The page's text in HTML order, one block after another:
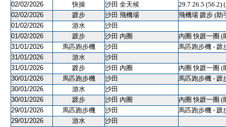
02/02/2026
快操 沙田 全天候
29.7 26.5 (56.2)
02/02/2026
踱步 沙田 飛機場
飛機場 踱步 (助
01/02/2026
游水
沙田
01/02/2026
踱步 沙田 內圈
內圈 快踱一圈 (
31/01/2026
馬匹跑步機 沙田
馬匹跑步機 - 踱
31/01/2026
游水
沙田
31/01/2026
踱步 沙田 內圈
內圈 快踱一圈 (
30/01/2026
馬匹跑步機 沙田
馬匹跑步機 - 踱
30/01/2026
游水
沙田
30/01/2026
踱步 沙田 內圈
內圈 快踱一圈 (
29/01/2026
馬匹跑步機 沙田
馬匹跑步機 - 踱
29/01/2026
游水
沙田